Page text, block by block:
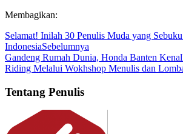
Membagikan:
Selamat! Inilah 30 Penulis Muda yang
IndonesiaSebelumnya
Gandeng Rumah Dunia, Honda Banten
Riding Melalui Wokhshop Menulis dan
Tentang Penulis